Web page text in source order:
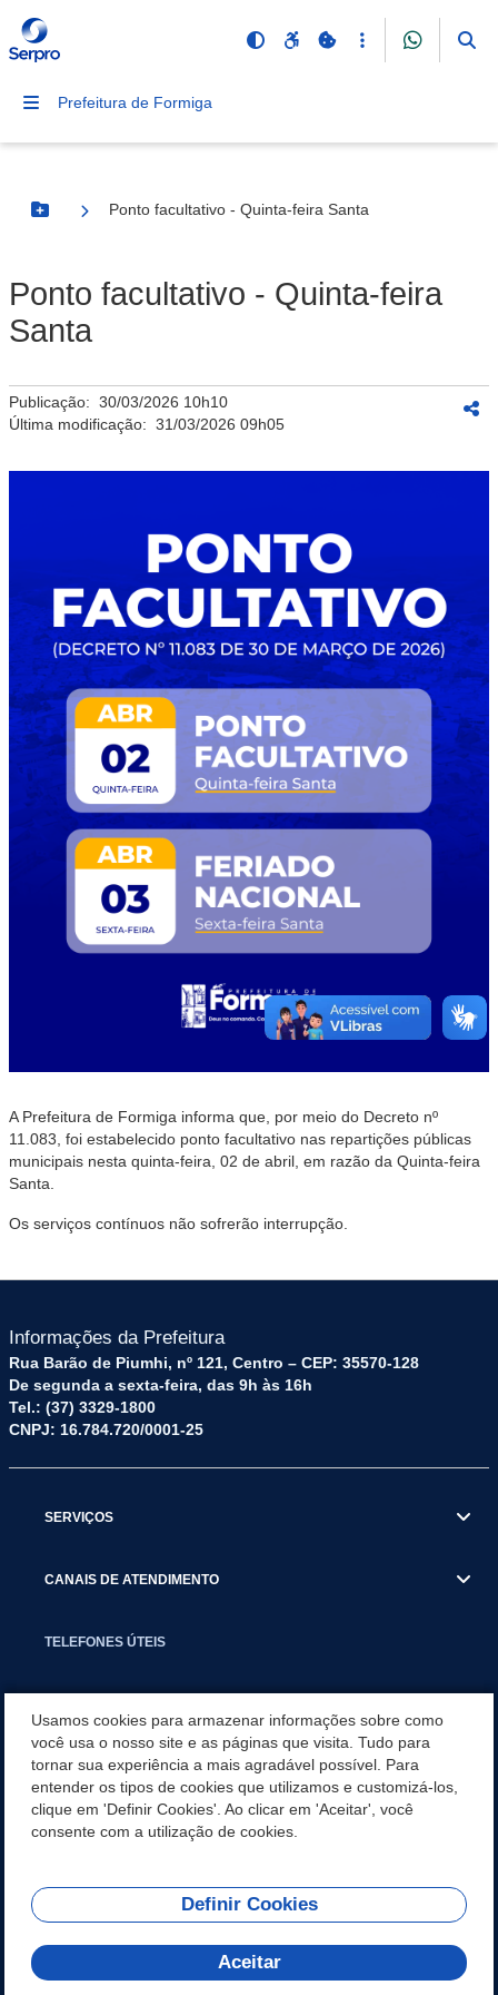
Prefeitura de Formiga
Botão Menu
Ponto facultativo - Quinta-feira Santa
Ponto facultativo - Quinta-feira
Santa
Publicação: 30/03/2026 10h10
Última modificação: 31/03/2026 09h05
A Prefeitura de Formiga informa que, por meio do Decreto nº
11.083, foi estabelecido ponto facultativo nas repartições públicas
municipais nesta quinta-feira, 02 de abril, em razão da Quinta-feira
Santa.
Os serviços contínuos não sofrerão interrupção.
Informações da Prefeitura
Rua Barão de Piumhi, nº 121, Centro – CEP: 35570-128
De segunda a sexta-feira, das 9h às 16h
Tel.: (37) 3329-1800
CNPJ: 16.784.720/0001-25
SERVIÇOS
CANAIS DE ATENDIMENTO
TELEFONES ÚTEIS
NOTÍCIAS
APLICATIVO
REDES SOCIAIS
Usamos cookies para armazenar informações sobre como
você usa o nosso site e as páginas que visita. Tudo para
tornar sua experiência a mais agradável possível. Para
entender os tipos de cookies que utilizamos e customizá-los,
clique em 'Definir Cookies'. Ao clicar em 'Aceitar', você
consente com a utilização de cookies.
Definir Cookies
Aceitar